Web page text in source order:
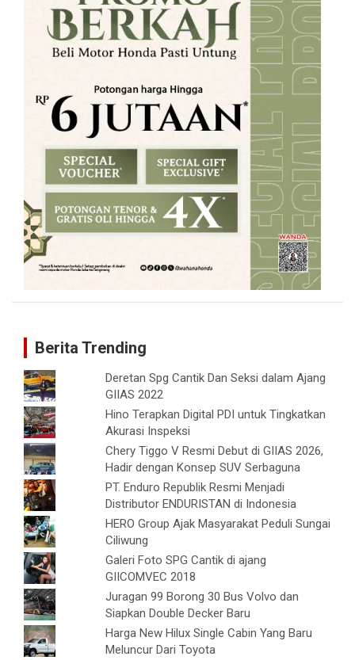
Berita Trending
Deretan Spg Cantik Dan Seksi dalam Ajang
GIIAS 2022
Hino Terapkan Digital PDI untuk Tingkatkan
Akurasi Inspeksi
Chery Tiggo V Resmi Debut di GIIAS 2026,
Hadir dengan Konsep SUV Serbaguna
PT. Enduro Republik Resmi Menjadi
Distributor ENDURISTAN di Indonesia
HERO Group Ajak Masyarakat Peduli Sungai
Ciliwung
Galeri Foto SPG Cantik di ajang
GIICOMVEC 2018
Juragan 99 Borong 30 Bus Volvo dan
Siapkan Double Decker Baru
Harga New Hilux Single Cabin Yang Baru
Meluncur Dari Toyota